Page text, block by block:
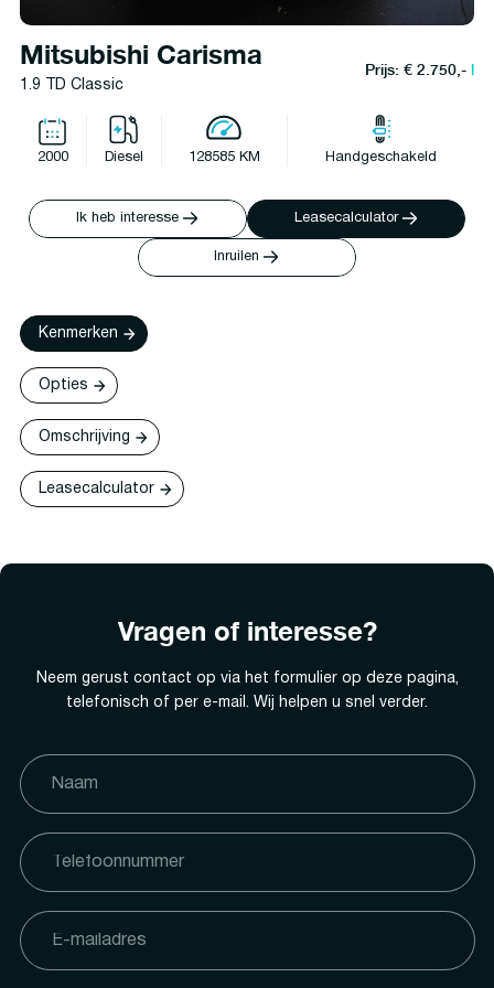
Mitsubishi Carisma
1.9 TD Classic
Prijs: € 2.750,-l
2000 Diesel 128585 KM Handgeschakeld
Ik heb interesse Leasecalculator
Inruilen
Kenmerken
Opties
Omschrijving
Leasecalculator
Vragen of interesse?
Neem gerust contact op via het formulier op deze pagina,
telefonisch of per e-mail. Wij helpen u snel verder.